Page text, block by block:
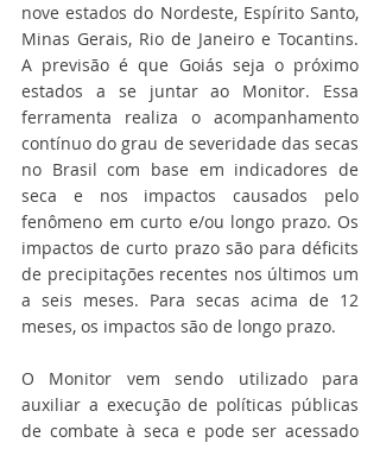
nove estados do Nordeste, Espírito Santo,
Minas Gerais, Rio de Janeiro e Tocantins.
A previsão é que Goiás seja o próximo
estados a se juntar ao Monitor. Essa
ferramenta realiza o acompanhamento
contínuo do grau de severidade das secas
no Brasil com base em indicadores de
seca e nos impactos causados pelo
fenômeno em curto e/ou longo prazo. Os
impactos de curto prazo são para déficits
de precipitações recentes nos últimos um
a seis meses. Para secas acima de 12
meses, os impactos são de longo prazo.
O Monitor vem sendo utilizado para
auxiliar a execução de políticas públicas
de combate à seca e pode ser acessado